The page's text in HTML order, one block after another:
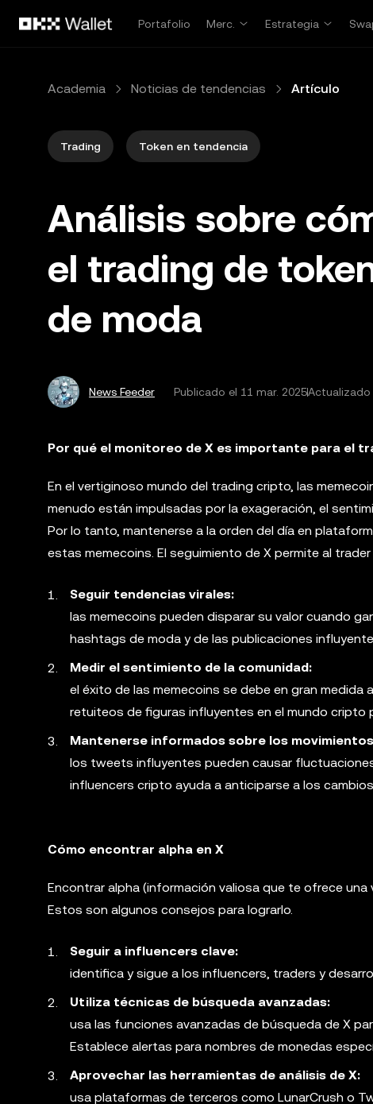
Portafolio
Merc. Estrategia
Academia Noticias de tendencias Artículo
Trading Token en tendencia
Análisis sobre
el trading de
de moda
News Feeder Publicado el 11 mar. 2025Actualizado
Por qué el monitoreo de X es importante para el
En el vertiginoso mundo del trading cripto, las
menudo están impulsadas por la exageración, el
Por lo tanto, mantenerse a la orden del día en
estas memecoins. El seguimiento de X permite al
Seguir tendencias virales:
las memecoins pueden disparar su valor cuando
hashtags de moda y de las publicaciones
Medir el sentimiento de la comunidad:
el éxito de las memecoins se debe en gran medida
retuiteos de figuras influyentes en el mundo cripto
Mantenerse informados sobre los
los tweets influyentes pueden causar
influencers cripto ayuda a anticiparse a los
Cómo encontrar alpha en X
Encontrar alpha (información valiosa que te ofrece
Estos son algunos consejos para lograrlo.
Seguir a influencers clave:
identifica y sigue a los influencers, traders y
Utiliza técnicas de búsqueda avanzadas:
usa las funciones avanzadas de búsqueda de X
Establece alertas para nombres de monedas
Aprovechar las herramientas de análisis de X:
usa plataformas de terceros como LunarCrush o